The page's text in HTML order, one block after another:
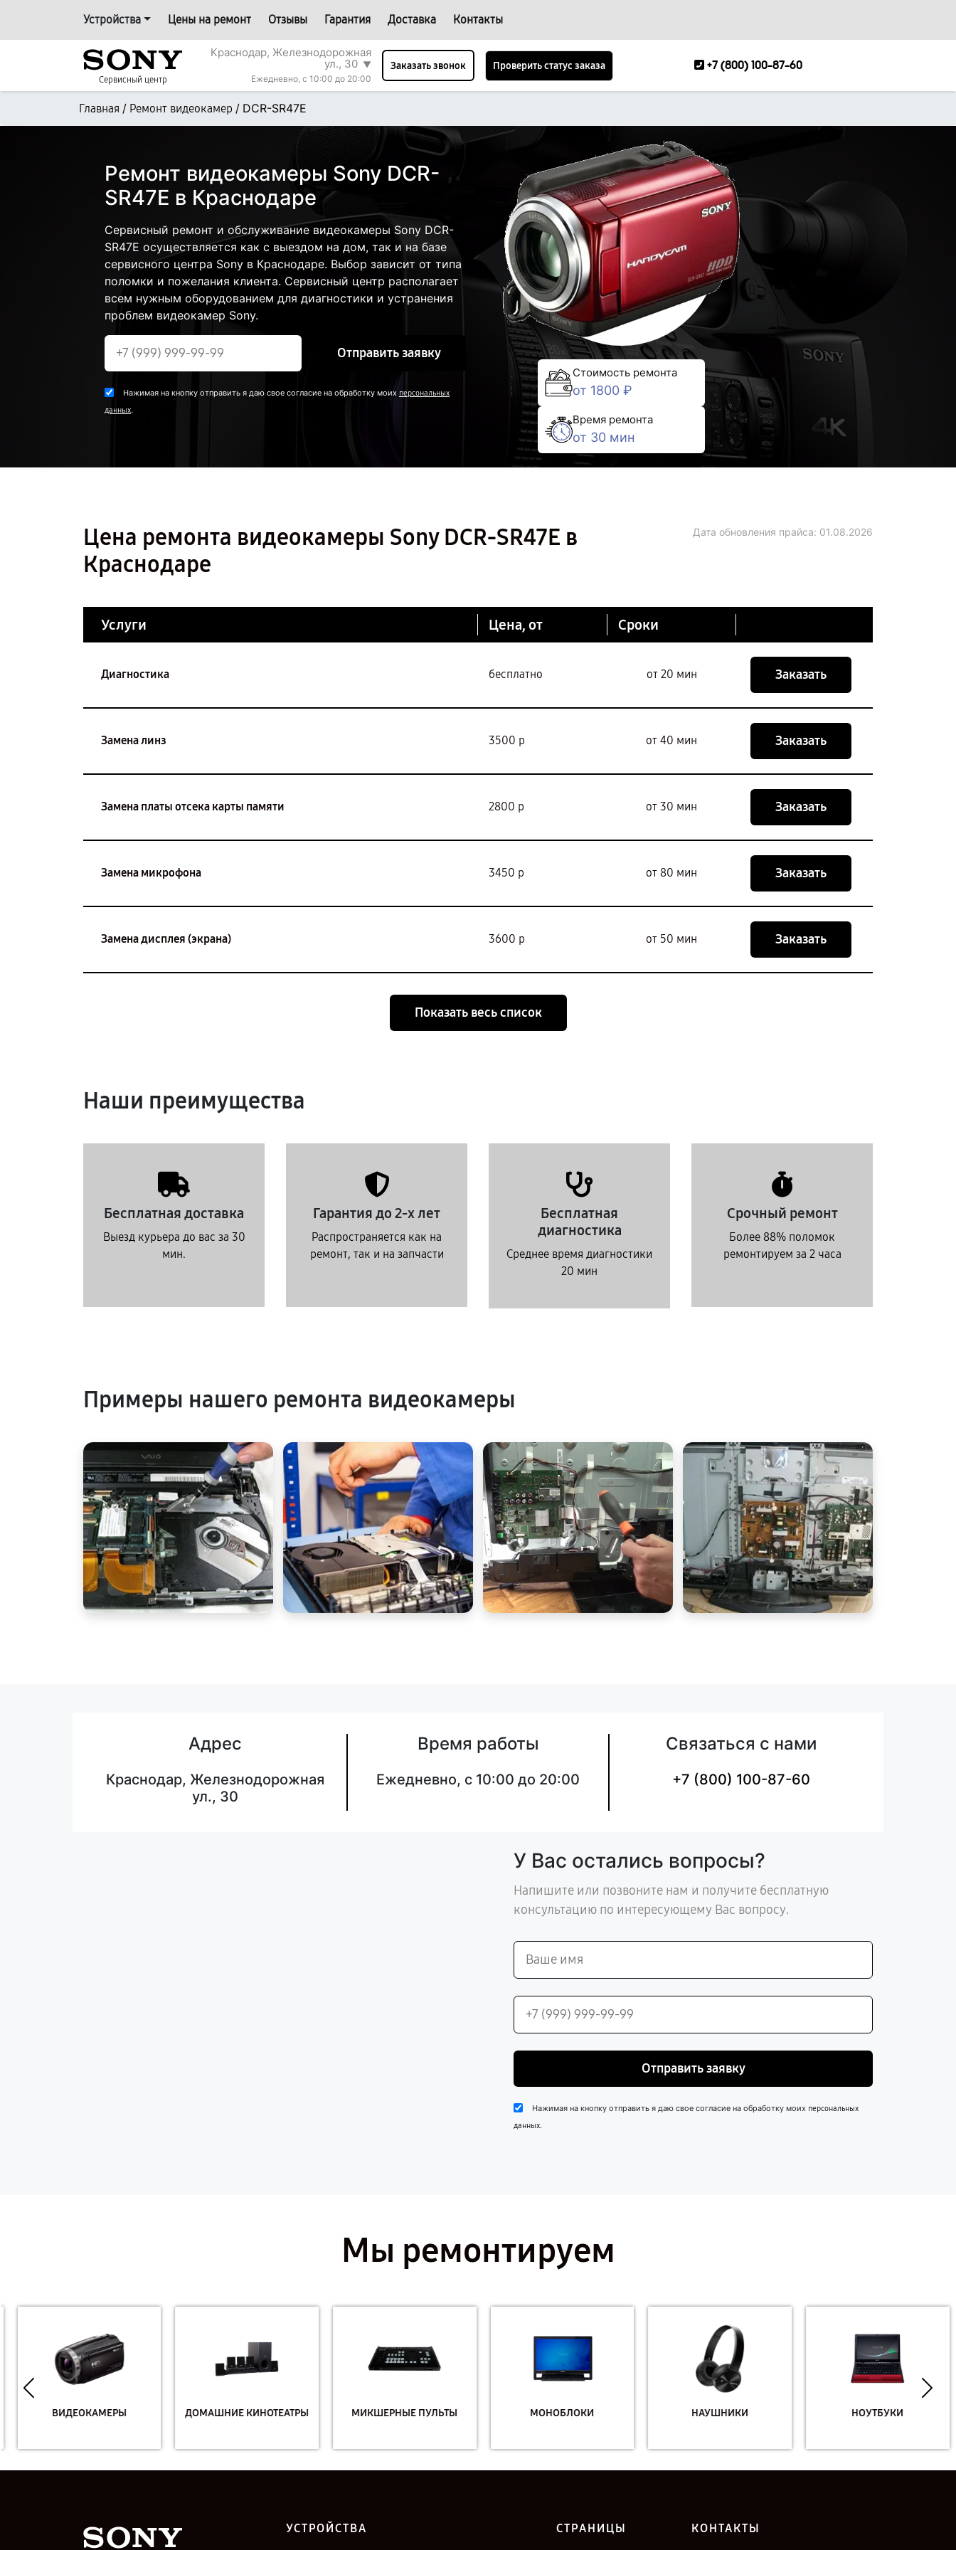
Устройства Цены на ремонт Отзывы Гарантия Доставка Контакты
Сервисный центр
Краснодар, Железнодорожная
ул., 30 ▼
Ежедневно, с 10:00 до 20:00
Заказать звонок Проверить статус заказа +7 (800) 100-87-60
Главная / Ремонт видеокамер / DCR-SR47E
Ремонт видеокамеры Sony DCR-
SR47E в Краснодаре
Сервисный ремонт и обслуживание видеокамеры Sony DCR-
SR47E осуществляется как с выездом на дом, так и на базе
сервисного центра Sony в Краснодаре. Выбор зависит от типа
поломки и пожелания клиента. Сервисный центр располагает
всем нужным оборудованием для диагностики и устранения
проблем видеокамер Sony.
Отправить заявку
Нажимая на кнопку отправить я даю свое согласие на обработку моих персональных
данных.
Стоимость ремонта
от 1800 ₽
Время ремонта
от 30 мин
Цена ремонта видеокамеры Sony DCR-SR47E в
Краснодаре
Дата обновления прайса: 01.08.2026
Услуги Цена, от Сроки
Диагностика бесплатно от 20 мин Заказать
Замена линз 3500 р от 40 мин Заказать
Замена платы отсека карты памяти 2800 р от 30 мин Заказать
Замена микрофона 3450 р от 80 мин Заказать
Замена дисплея (экрана) 3600 р от 50 мин Заказать
Показать весь список
Наши преимущества
Бесплатная доставка
Выезд курьера до вас за 30
мин.
Гарантия до 2-х лет
Распространяется как на
ремонт, так и на запчасти
Бесплатная
диагностика
Среднее время диагностики
20 мин
Срочный ремонт
Более 88% поломок
ремонтируем за 2 часа
Примеры нашего ремонта видеокамеры
Адрес
Краснодар, Железнодорожная
ул., 30
Время работы
Ежедневно, с 10:00 до 20:00
Связаться с нами
+7 (800) 100-87-60
У Вас остались вопросы?
Напишите или позвоните нам и получите бесплатную
консультацию по интересующему Вас вопросу.
Отправить заявку
Нажимая на кнопку отправить я даю свое согласие на обработку моих персональных
данных.
Мы ремонтируем
ВИДЕОКАМЕРЫ ДОМАШНИЕ КИНОТЕАТРЫ МИКШЕРНЫЕ ПУЛЬТЫ МОНОБЛОКИ НАУШНИКИ НОУТБУКИ
УСТРОЙСТВА СТРАНИЦЫ КОНТАКТЫ